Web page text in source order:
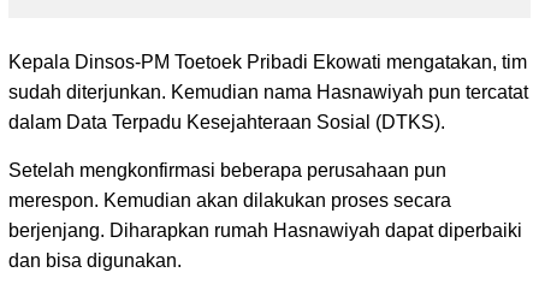
Kepala Dinsos-PM Toetoek Pribadi Ekowati mengatakan, tim
sudah diterjunkan. Kemudian nama Hasnawiyah pun tercatat
dalam Data Terpadu Kesejahteraan Sosial (DTKS).
Setelah mengkonfirmasi beberapa perusahaan pun
merespon. Kemudian akan dilakukan proses secara
berjenjang. Diharapkan rumah Hasnawiyah dapat diperbaiki
dan bisa digunakan.